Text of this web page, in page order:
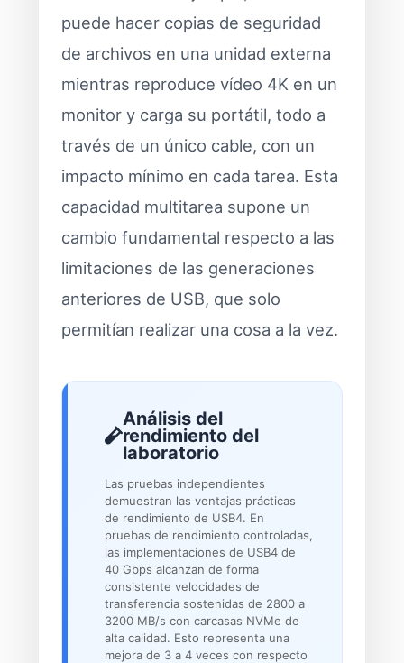
puede hacer copias de seguridad
de archivos en una unidad externa
mientras reproduce vídeo 4K en un
monitor y carga su portátil, todo a
través de un único cable, con un
impacto mínimo en cada tarea. Esta
capacidad multitarea supone un
cambio fundamental respecto a las
limitaciones de las generaciones
anteriores de USB, que solo
permitían realizar una cosa a la vez.
Análisis del
rendimiento del
laboratorio
Las pruebas independientes
demuestran las ventajas prácticas
de rendimiento de USB4. En
pruebas de rendimiento controladas,
las implementaciones de USB4 de
40 Gbps alcanzan de forma
consistente velocidades de
transferencia sostenidas de 2800 a
3200 MB/s con carcasas NVMe de
alta calidad. Esto representa una
mejora de 3 a 4 veces con respecto